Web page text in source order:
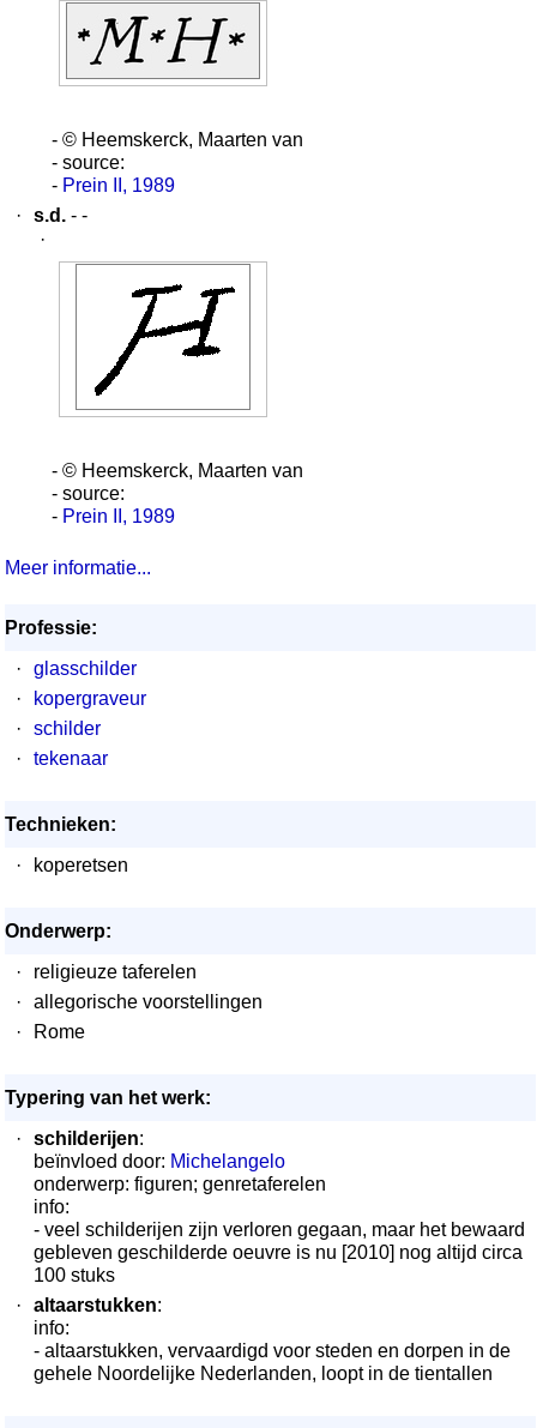
- © Heemskerck, Maarten van
- source:
- Prein II, 1989
·
s.d. - -
·
- © Heemskerck, Maarten van
- source:
- Prein II, 1989
Meer informatie...
Professie:
·
glasschilder
·
kopergraveur
·
schilder
·
tekenaar
Technieken:
·
koperetsen
Onderwerp:
·
religieuze taferelen
·
allegorische voorstellingen
·
Rome
Typering van het werk:
·
schilderijen:
beïnvloed door: Michelangelo
onderwerp: figuren; genretaferelen
info:
- veel schilderijen zijn verloren gegaan, maar het bewaard
gebleven geschilderde oeuvre is nu [2010] nog altijd circa
100 stuks
·
altaarstukken:
info:
- altaarstukken, vervaardigd voor steden en dorpen in de
gehele Noordelijke Nederlanden, loopt in de tientallen